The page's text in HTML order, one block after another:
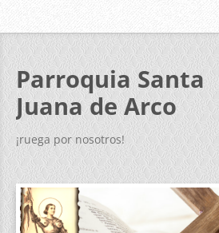
Parroquia Santa
Juana de Arco
¡ruega por nosotros!